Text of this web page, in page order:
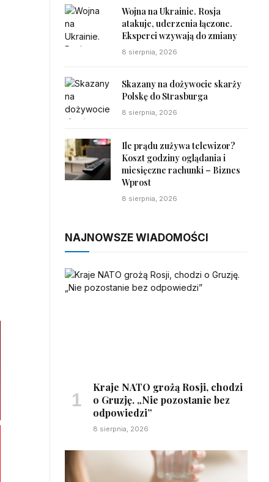
Wojna na Ukrainie. Rosja
atakuje, uderzenia łączone.
Eksperci wzywają do zmiany
8 sierpnia, 2026
Skazany na dożywocie skarży
Polskę do Strasburga
8 sierpnia, 2026
Ile prądu zużywa telewizor?
Koszt godziny oglądania i
miesięczne rachunki – Biznes
Wprost
8 sierpnia, 2026
NAJNOWSZE WIADOMOŚCI
Kraje NATO grożą Rosji, chodzi
o Gruzję. „Nie pozostanie bez
odpowiedzi”
8 sierpnia, 2026